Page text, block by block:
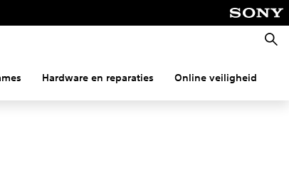
Hardware en reparaties Online veiligheid